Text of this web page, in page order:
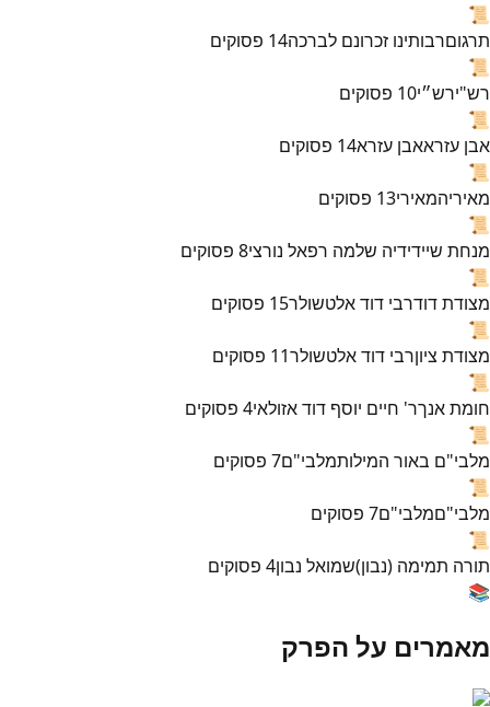
📜
תרגוםרבותינו זכרונם לברכה14 פסוקים
📜
רש"ירש״י10 פסוקים
📜
אבן עזראאבן עזרא14 פסוקים
📜
מאיריהמאירי13 פסוקים
📜
מנחת שיידידיה שלמה רפאל נורצי8 פסוקים
📜
מצודת דודרבי דוד אלטשולר15 פסוקים
📜
מצודת ציוןרבי דוד אלטשולר11 פסוקים
📜
חומת אנךר' חיים יוסף דוד אזולאי4 פסוקים
📜
מלבי"ם באור המילותמלבי"ם7 פסוקים
📜
מלבי"םמלבי"ם7 פסוקים
📜
תורה תמימה (נבון)שמואל נבון4 פסוקים
📚
מאמרים על הפרק